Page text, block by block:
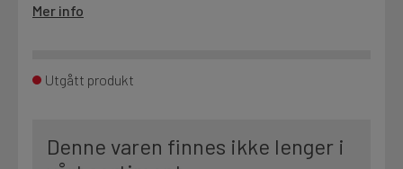
Siste nytt om dine favorittprodukter
Mer info
Utgått produkt
Denne varen finnes ikke lenger i